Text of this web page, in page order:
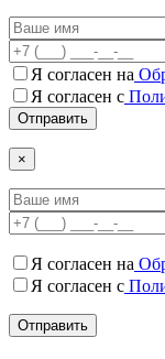
Я согласен на
Я согласен c
×
Я согласен на
Я согласен c